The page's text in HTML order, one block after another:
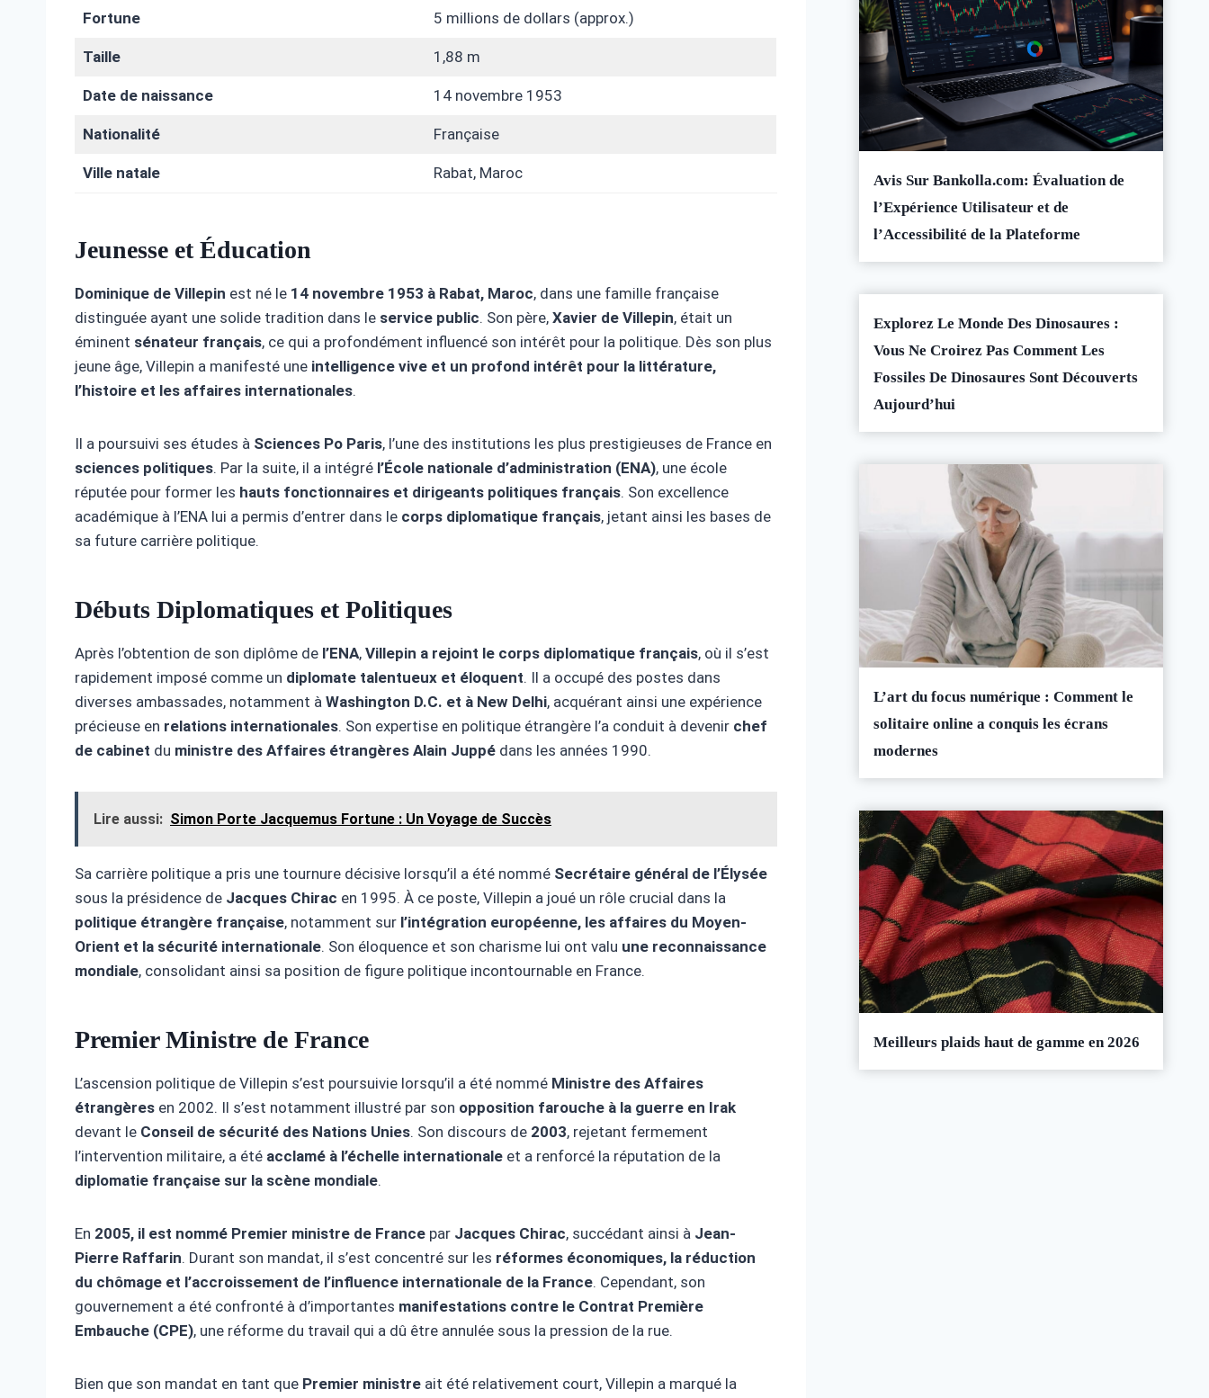
Fortune 5 millions de dollars (approx.)
Taille 1,88 m
Date de naissance 14 novembre 1953
Nationalité Française
Ville natale Rabat, Maroc
Jeunesse et Éducation
Dominique de Villepin est né le 14 novembre 1953 à Rabat, Maroc, dans une famille française
distinguée ayant une solide tradition dans le service public. Son père, Xavier de Villepin, était un
éminent sénateur français, ce qui a profondément influencé son intérêt pour la politique. Dès son plus
jeune âge, Villepin a manifesté une intelligence vive et un profond intérêt pour la littérature,
l’histoire et les affaires internationales.
Il a poursuivi ses études à Sciences Po Paris, l’une des institutions les plus prestigieuses de France en
sciences politiques. Par la suite, il a intégré l’École nationale d’administration (ENA), une école
réputée pour former les hauts fonctionnaires et dirigeants politiques français. Son excellence
académique à l’ENA lui a permis d’entrer dans le corps diplomatique français, jetant ainsi les bases de
sa future carrière politique.
Débuts Diplomatiques et Politiques
Après l’obtention de son diplôme de l’ENA, Villepin a rejoint le corps diplomatique français, où il s’est
rapidement imposé comme un diplomate talentueux et éloquent. Il a occupé des postes dans
diverses ambassades, notamment à Washington D.C. et à New Delhi, acquérant ainsi une expérience
précieuse en relations internationales. Son expertise en politique étrangère l’a conduit à devenir chef
de cabinet du ministre des Affaires étrangères Alain Juppé dans les années 1990.
Lire aussi: Simon Porte Jacquemus Fortune : Un Voyage de Succès
Sa carrière politique a pris une tournure décisive lorsqu’il a été nommé Secrétaire général de l’Élysée
sous la présidence de Jacques Chirac en 1995. À ce poste, Villepin a joué un rôle crucial dans la
politique étrangère française, notamment sur l’intégration européenne, les affaires du Moyen-
Orient et la sécurité internationale. Son éloquence et son charisme lui ont valu une reconnaissance
mondiale, consolidant ainsi sa position de figure politique incontournable en France.
Premier Ministre de France
L’ascension politique de Villepin s’est poursuivie lorsqu’il a été nommé Ministre des Affaires
étrangères en 2002. Il s’est notamment illustré par son opposition farouche à la guerre en Irak
devant le Conseil de sécurité des Nations Unies. Son discours de 2003, rejetant fermement
l’intervention militaire, a été acclamé à l’échelle internationale et a renforcé la réputation de la
diplomatie française sur la scène mondiale.
En 2005, il est nommé Premier ministre de France par Jacques Chirac, succédant ainsi à Jean-
Pierre Raffarin. Durant son mandat, il s’est concentré sur les réformes économiques, la réduction
du chômage et l’accroissement de l’influence internationale de la France. Cependant, son
gouvernement a été confronté à d’importantes manifestations contre le Contrat Première
Embauche (CPE), une réforme du travail qui a dû être annulée sous la pression de la rue.
Bien que son mandat en tant que Premier ministre ait été relativement court, Villepin a marqué la
Avis Sur Bankolla.com: Évaluation de
l’Expérience Utilisateur et de
l’Accessibilité de la Plateforme
Explorez Le Monde Des Dinosaures :
Vous Ne Croirez Pas Comment Les
Fossiles De Dinosaures Sont Découverts
Aujourd’hui
L’art du focus numérique : Comment le
solitaire online a conquis les écrans
modernes
Meilleurs plaids haut de gamme en 2026